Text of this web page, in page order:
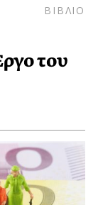
ΒΙΒΛΙΟ
του